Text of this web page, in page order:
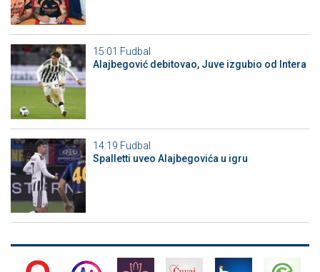
15:01 Fudbal
Alajbegović debitovao, Juve izgubio od Intera
14:19 Fudbal
Spalletti uveo Alajbegovića u igru